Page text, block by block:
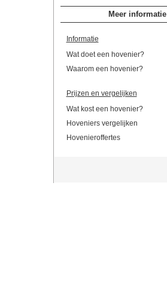
Meer informatie
Informatie
Wat doet een hovenier?
Waarom een hovenier?
Prijzen en vergelijken
Wat kost een hovenier?
Hoveniers vergelijken
Hovenieroffertes